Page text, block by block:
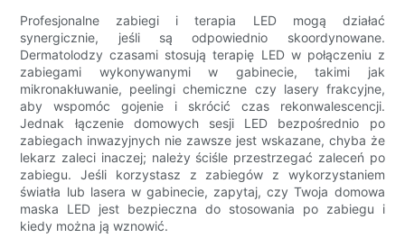
Profesjonalne zabiegi i terapia LED mogą działać
synergicznie, jeśli są odpowiednio skoordynowane.
Dermatolodzy czasami stosują terapię LED w połączeniu z
zabiegami wykonywanymi w gabinecie, takimi jak
mikronakłuwanie, peelingi chemiczne czy lasery frakcyjne,
aby wspomóc gojenie i skrócić czas rekonwalescencji.
Jednak łączenie domowych sesji LED bezpośrednio po
zabiegach inwazyjnych nie zawsze jest wskazane, chyba że
lekarz zaleci inaczej; należy ściśle przestrzegać zaleceń po
zabiegu. Jeśli korzystasz z zabiegów z wykorzystaniem
światła lub lasera w gabinecie, zapytaj, czy Twoja domowa
maska ​​LED jest bezpieczna do stosowania po zabiegu i
kiedy można ją wznowić.